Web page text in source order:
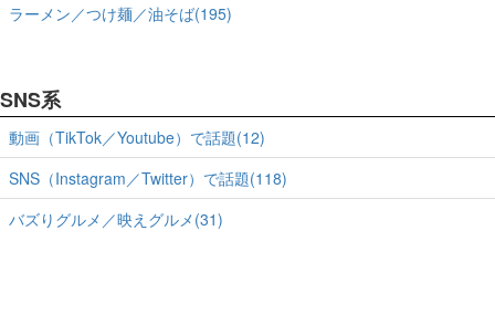
ラーメン／つけ麺／油そば(195)
SNS系
動画（TikTok／Youtube）で話題(12)
SNS（Instagram／Twitter）で話題(118)
バズりグルメ／映えグルメ(31)